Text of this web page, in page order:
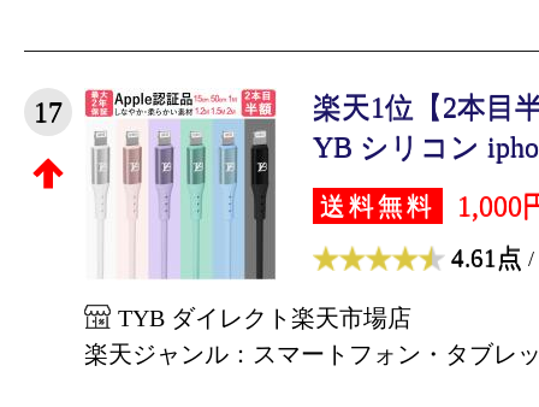
17
楽天1位【2本目
YB シリコン
送料無料 1,000
4.61点 /
TYB ダイレクト楽天市場店
楽天ジャンル：スマートフォン・タブレ